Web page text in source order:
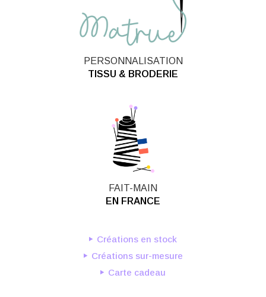
PERSONNALISATION
TISSU & BRODERIE
FAIT-MAIN
EN FRANCE
Créations en stock
Créations sur-mesure
Carte cadeau